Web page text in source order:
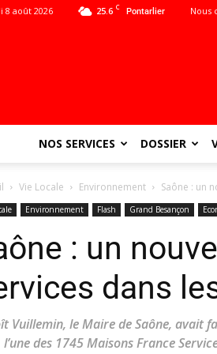
25.6 C Pontarlier
8 août 2026 Nous
NOS SERVICES DOSSIER
Vie Locale Environnement Saône : un
Environnement Flash Grand Besançon
: un
dans
Vuillemin, le Maire de Saône, avait
l’une des 1745 Maisons France